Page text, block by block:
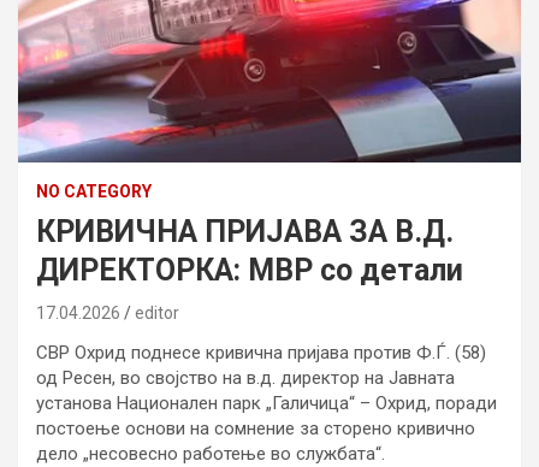
NO CATEGORY
КРИВИЧНА ПРИЈАВА ЗА В.Д.
ДИРЕКТОРКА: МВР со детали
17.04.2026 editor
СВР Охрид поднесе кривична пријава против Ф.Ѓ. (58)
од Ресен, во својство на в.д. директор на Јавната
установа Национален парк „Галичица“ – Охрид, поради
постоење основи на сомнение за сторено кривично
дело „несовесно работење во службата“.